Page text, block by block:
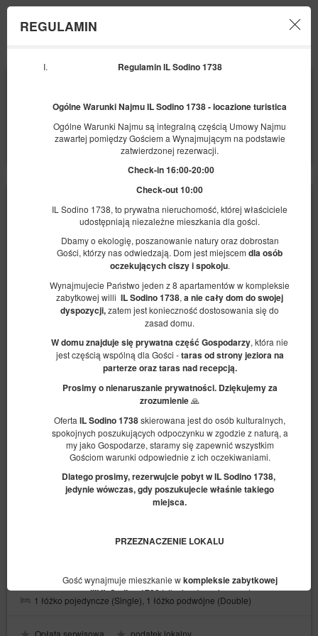
REGULAMIN
Regulamin IL Sodino 1738
Ogólne Warunki NajmuIL Sodino 1738- locazione turistica
Ogólne Warunki Najmu są integralną częścią Umowy Najmu
zawartej pomiędzy Gościem a Wynajmującym na podstawie
zatwierdzonej rezerwacji.
Check-in 16:00-20:00
Check-out 10:00
IL Sodino 1738, to prywatna nieruchomość, której właściciele
udostępniają niezależne mieszkania dla gości.
Dbamy o ekologię, poszanowanie natury oraz dobrostan
Gości, którzy nas odwiedzają. Dom jest miejscem dla osób
oczekujących ciszy i spokoju.
Wynajmujecie Państwo jeden z 8 apartamentów w kompleksie
zabytkowej willi IL Sodino 1738, a nie cały dom do swojej
dyspozycji,zatem jest konieczność dostosowania się do
zasad domu.
W domu znajduje sięprywatna część Gospodarzy, która nie
jest częścią wspólną dla Gości -taras od strony jeziora na
parterze oraz taras nad recepcją.
Prosimy o nienaruszanie prywatności. Dziękujemy za
zrozumienie🙏
Oferta IL Sodino 1738skierowana jest do osób kulturalnych,
spokojnych poszukujących odpoczynku w zgodzie z naturą, a
my jako Gospodarze, staramy się zapewnić wszystkim
Gościom warunki odpowiednie z ich oczekiwaniami.
Dlatego prosimy, rezerwujcie pobyt wIL Sodino 1738,
jedynie wówczas, gdy poszukujecie właśnie takiego
miejsca.
PRZEZNACZENIE LOKALU
Gość wynajmuje mieszkanie wkompleksie zabytkowej
williIL Sodino 1738tylko i wyłącznie na cele
krótkoterminowego najmu na doby, na zasadach zawartych w
lub wakacyjnym. Nie jest to najem na cele mieszkaniowe.
2026
14
2026
LICZBA OSÓB
FILTRY
1 pokój, 2 łóżka, 2+1 osoby
3 osoby
pow. 28,20 m2
1 łóżko pojedyncze (Single), 1 łóżko podwójne (Double)
Opłata serwisowa
podatek lokalny